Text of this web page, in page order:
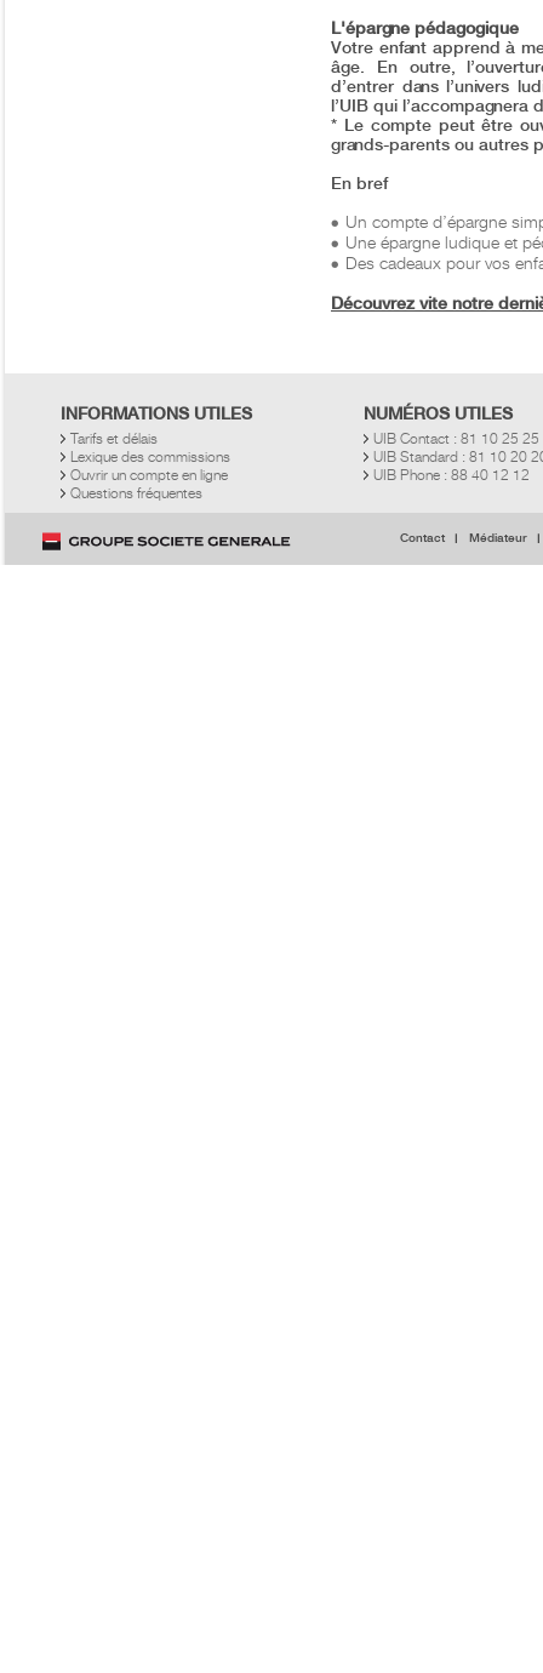
L'épargne pédagogique
Votre enfant apprend à
âge. En outre,
d’entrer dans l’univers
l’UIB qui l’accompagnera
* Le compte peut être
grands-parents ou autres
En bref
Un compte d’épargne
Une épargne ludique et
Des cadeaux pour vos
Découvrez vite notre
INFORMATIONS UTILES
Tarifs et délais
Lexique des commissions
Ouvrir un compte en ligne
Questions fréquentes
NUMÉROS UTILES
UIB Contact : 81 10 25 25
UIB Standard : 81 10 20
UIB Phone : 88 40 12 12
Contact Médiateur